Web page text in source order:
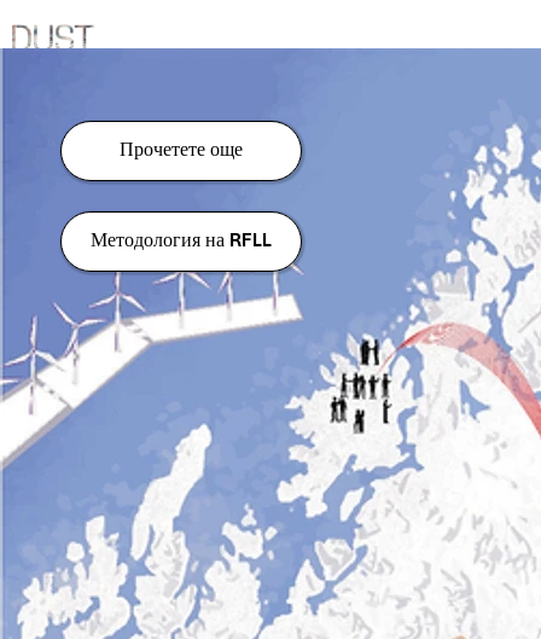
Прочетете още
Методология на RFLL